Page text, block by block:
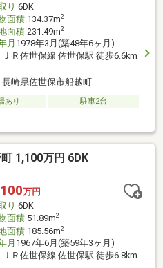
り 6DK
面積134.37m2
面積231.49m2
月 1978年3月(築48年6ヶ月)
ＪＲ佐世保線 佐世保駅 徒歩6.6km
長崎県佐世保市船越町
あり
駐車2台
1,100万円 6DK
万円
り 6DK
面積51.89m2
面積185.56m2
月 1967年6月(築59年3ヶ月)
ＪＲ佐世保線 佐世保駅 徒歩6.8km